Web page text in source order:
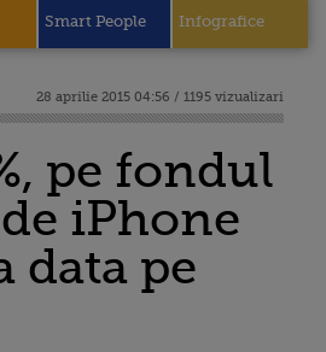
Smart People Infografice
28 aprilie 2015 04:56 / 1195 vizualizari
pe fondul
iPhone
data pe